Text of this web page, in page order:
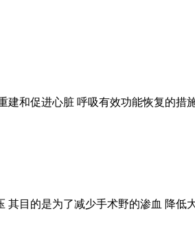
和促进心脏 呼吸有效功能恢复的措
目的是为了减少手术野的渗血 降低